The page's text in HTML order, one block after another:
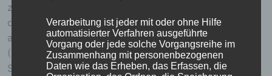
zugreifenden System verwendete Betriebssystem, (3)
die Internetseite, von welcher ein zugreifendes System
auf unsere Internetseite gelangt (sogenannte Referrer),
(4) die Unterwebseiten, welche über ein zugreifendes
System auf unserer Internetseite angesteuert werden,
Verarbeitung ist jeder mit oder ohne Hilfe
automatisierter Verfahren ausgeführte
Vorgang oder jede solche Vorgangsreihe im
Zusammenhang mit personenbezogenen
Daten wie das Erheben, das Erfassen, die